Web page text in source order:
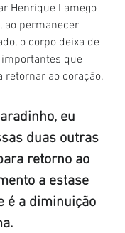
Henrique Lamego
ao permanecer
o corpo deixa de
que
retornar ao coração.
eu
duas outras
retorno ao
a estase
é a diminuição